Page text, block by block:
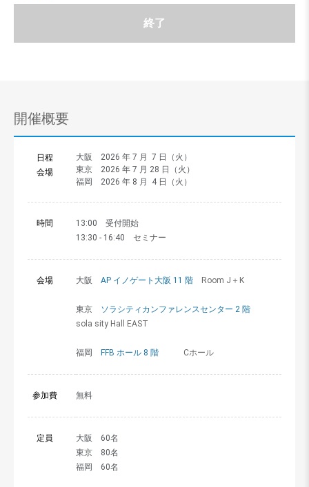
終了
開催概要
日程
会場
大阪 2026 年 7 月 7 日（火）
東京 2026 年 7 月 28 日（火）
福岡 2026 年 8 月 4 日（火）
時間
13:00 受付開始
13:30 - 16:40 セミナー
会場 大阪 AP イノゲート大阪 11 階 Room J＋K
東京 ソラシティカンファレンスセンター 2 階
sola sity Hall EAST
福岡 FFB ホール 8 階 Cホール
参加費 無料
定員
大阪 60名
東京 80名
福岡 60名